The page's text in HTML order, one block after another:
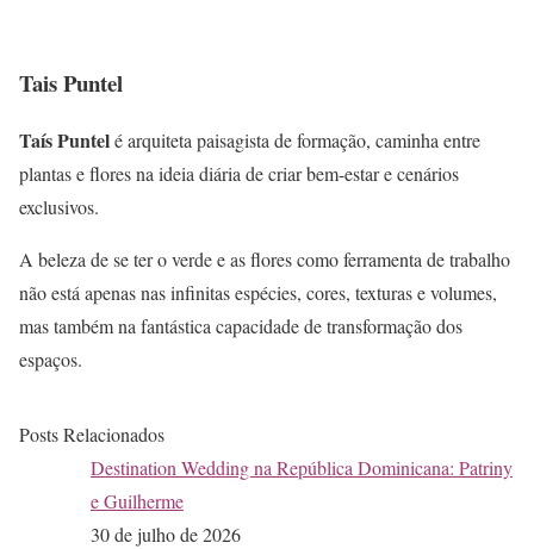
Tais Puntel
Taís Puntelé arquiteta paisagista de formação, caminha entre
plantas e flores na ideia diária de criar bem-estar e cenários
exclusivos.
A beleza de se ter o verde e as flores como ferramenta de trabalho
não está apenas nas infinitas espécies, cores, texturas e volumes,
mas também na fantástica capacidade de transformação dos
espaços.
Posts Relacionados
Destination Wedding na República Dominicana: Patriny
e Guilherme
30 de julho de 2026